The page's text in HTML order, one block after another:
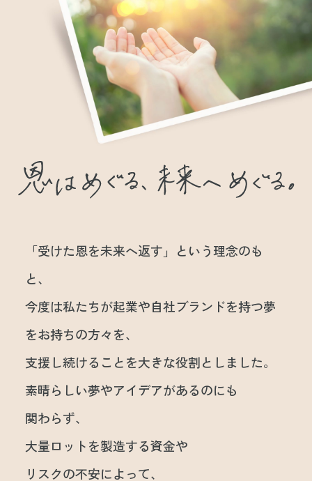
「受けた恩を未来へ返す」という理念のも
と、
今度は私たちが起業や自社ブランドを持つ夢
をお持ちの方々を、
支援し続けることを大きな役割としました。
素晴らしい夢やアイデアがあるのにも
関わらず、
大量ロットを製造する資金や
リスクの不安によって、